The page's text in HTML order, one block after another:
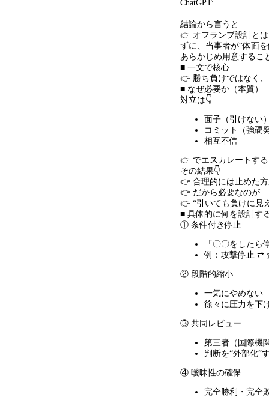
ChatGPT:
結論から言うと ——
👉 オフランプ設計と
ずに、当事者が“体面
あらかじめ用意するこ
■ 一文で核心
👉 勝ち負けではなく
■ なぜ必要か（本質）
対立は👇
面子（引けない
コミット（強硬
相互不信
👉 でエスカレートする
その結果👇
👉 合理的には止めた
👉 だから必要なのが
👉 “引いても負けに見
■ 具体的に何を設計す
① 条件付き停止
「〇〇をしたら
例：攻撃停止 ⇄
② 段階的縮小
一気にやめない
徐々に圧力を下
③ 共同レビュー
第三者（国際機
判断を“外部化”
④ 曖昧性の確保
完全勝利・完全